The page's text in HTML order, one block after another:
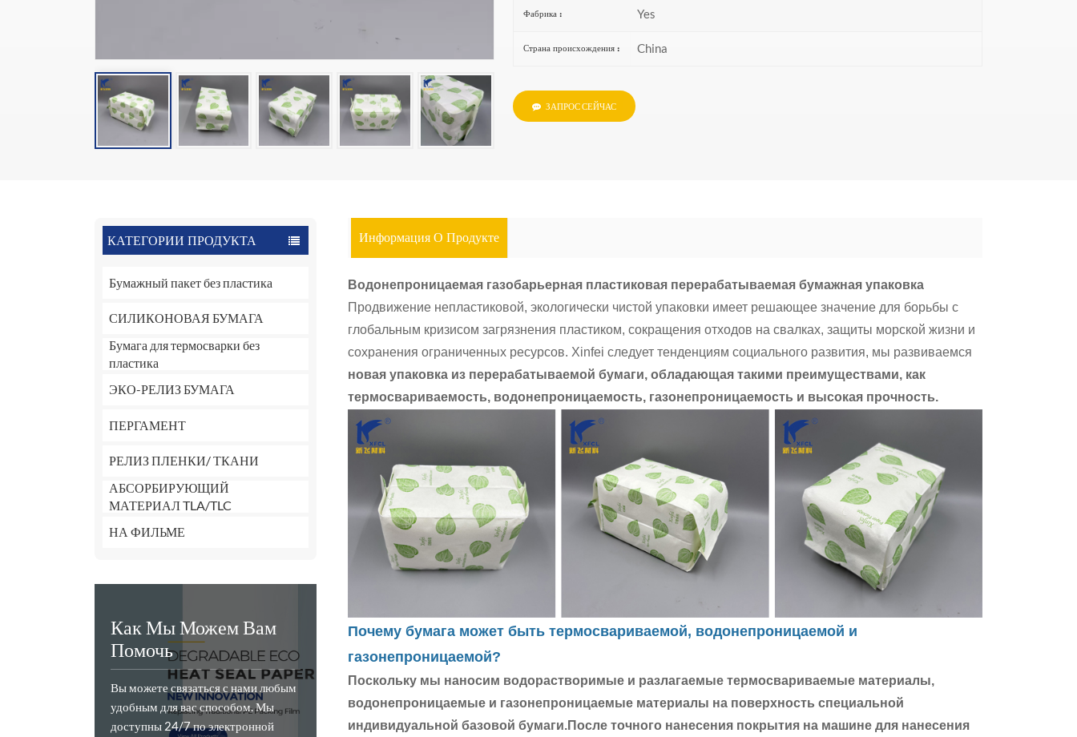
Фабрика : Yes
Страна происхождения : China
ЗАПРОС СЕЙЧАС
КАТЕГОРИИ ПРОДУКТА
Бумажный пакет без пластика
СИЛИКОНОВАЯ БУМАГА
Бумага для термосварки без
пластика
ЭКО-РЕЛИЗ БУМАГА
ПЕРГАМЕНТ
РЕЛИЗ ПЛЕНКИ/ ТКАНИ
АБСОРБИРУЮЩИЙ
МАТЕРИАЛ TLA/TLC
НА ФИЛЬМЕ
Как Мы Можем Вам
Помочь
Вы можете связаться с нами любым
удобным для вас способом. Мы
доступны 24/7 по электронной
Информация О Продукте
Водонепроницаемая газобарьерная пластиковая перерабатываемая бумажная упаковка
Продвижение непластиковой, экологически чистой упаковки имеет решающее значение для борьбы с
глобальным кризисом загрязнения пластиком, сокращения отходов на свалках, защиты морской жизни и
сохранения ограниченных ресурсов. Xinfei следует тенденциям социального развития, мы развиваемся
новая упаковка из перерабатываемой бумаги, обладающая такими преимуществами, как
термосвариваемость, водонепроницаемость, газонепроницаемость и высокая прочность.
Почему бумага может быть термосвариваемой, водонепроницаемой и
газонепроницаемой?
Поскольку мы наносим водорастворимые и разлагаемые термосвариваемые материалы,
водонепроницаемые и газонепроницаемые материалы на поверхность специальной
индивидуальной базовой бумаги.После точного нанесения покрытия на машине для нанесения